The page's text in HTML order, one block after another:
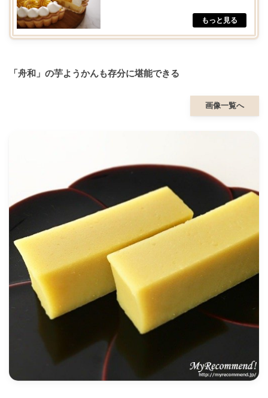
「舟和」の芋ようかんも存分に堪能できる
画像一覧へ